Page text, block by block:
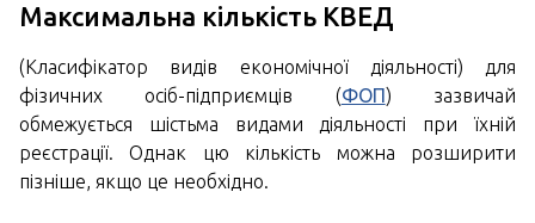
Максимальна кількість КВЕД
(Класифікатор видів економічної діяльності) для
фізичних осіб-підприємців (ФОП) зазвичай
обмежується шістьма видами діяльності при їхній
реєстрації. Однак цю кількість можна розширити
пізніше, якщо це необхідно.